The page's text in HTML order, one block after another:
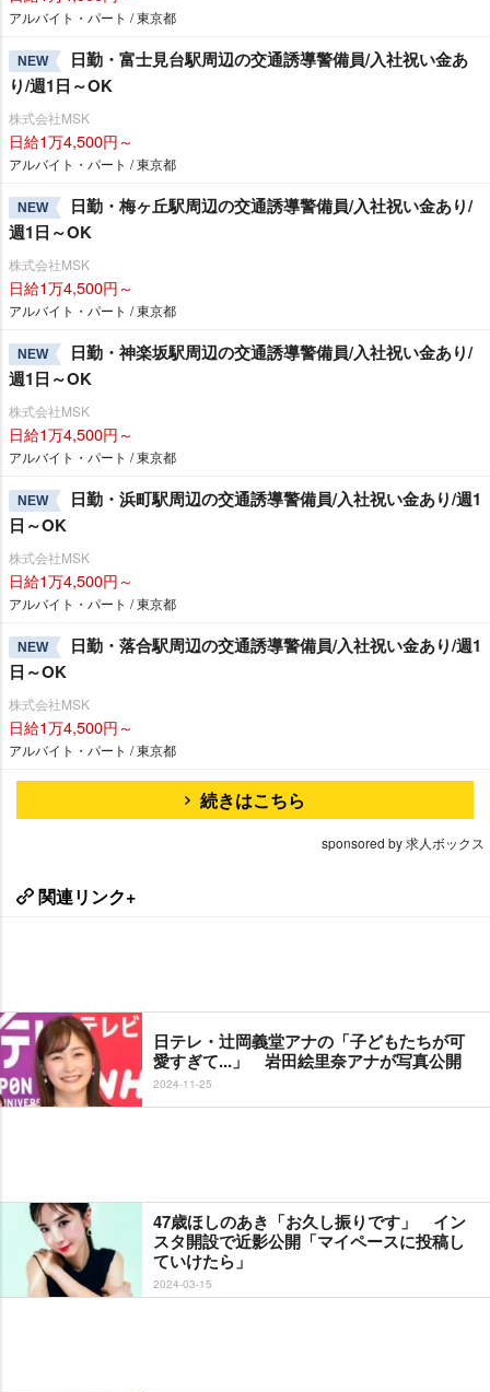
アルバイト・パート / 東京都
NEW
日勤・富士見台駅周辺の交通誘導警備員/入社祝い金あ
り/週1日～OK
株式会社MSK
日給1万4,500円～
アルバイト・パート / 東京都
NEW
日勤・梅ヶ丘駅周辺の交通誘導警備員/入社祝い金あり/
週1日～OK
株式会社MSK
日給1万4,500円～
アルバイト・パート / 東京都
NEW
日勤・神楽坂駅周辺の交通誘導警備員/入社祝い金あり/
週1日～OK
株式会社MSK
日給1万4,500円～
アルバイト・パート / 東京都
NEW
日勤・浜町駅周辺の交通誘導警備員/入社祝い金あり/週1
日～OK
株式会社MSK
日給1万4,500円～
アルバイト・パート / 東京都
NEW
日勤・落合駅周辺の交通誘導警備員/入社祝い金あり/週1
日～OK
株式会社MSK
日給1万4,500円～
アルバイト・パート / 東京都
続きはこちら
sponsored by 求人ボックス
関連リンク+
日テレ・辻岡義堂アナの「子どもたちが可
愛すぎて...」 岩田絵里奈アナが写真公開
2024-11-25
47歳ほしのあき「お久し振りです」 イン
スタ開設で近影公開「マイペースに投稿し
ていけたら」
2024-03-15